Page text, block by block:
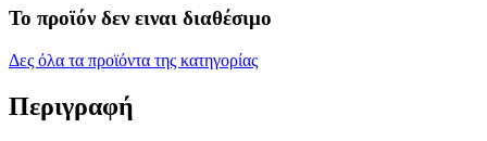
Το προϊόν δεν ειναι διαθέσιμο
Δες όλα τα προϊόντα της κατηγορίας
Περιγραφή